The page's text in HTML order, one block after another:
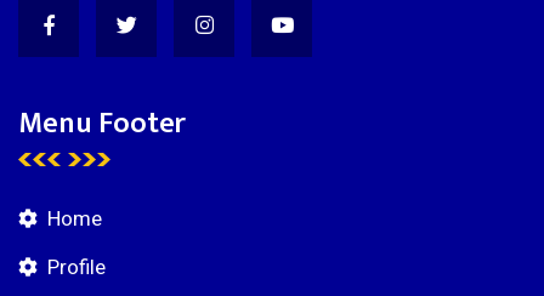
Menu Footer
Home
Profile